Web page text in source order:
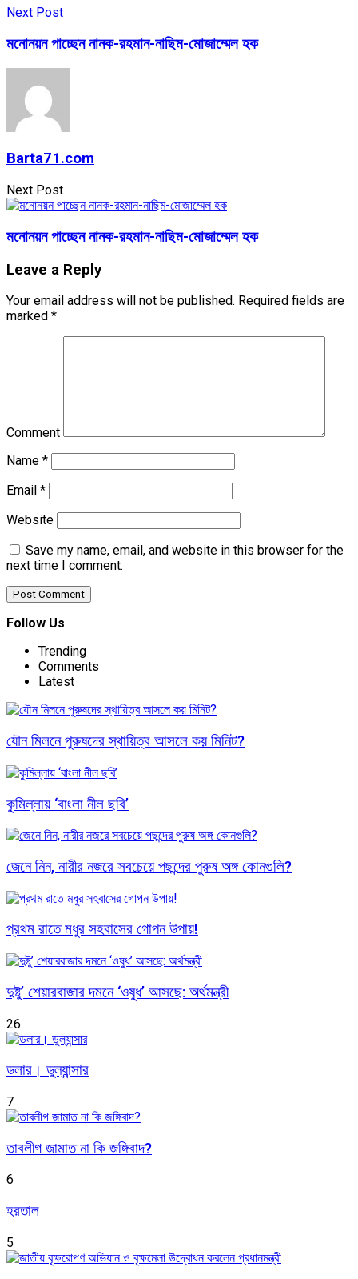
Next Post
মনোনয়ন পাচ্ছেন নানক-রহমান-নাছিম-মোজাম্মেল হক
Barta71.com
Next Post
মনোনয়ন পাচ্ছেন নানক-রহমান-নাছিম-মোজাম্মেল হক
Leave a Reply
Your email address will not be published. Required fields are
marked *
Comment
Name *
Email *
Website
Save my name, email, and website in this browser for the
next time I comment.
Follow Us
Trending
Comments
Latest
যৌন মিলনে পুরুষদের স্থায়িত্ব আসলে কয় মিনিট?
কুমিল্লায় ‘বাংলা নীল ছবি’
জেনে নিন, নারীর নজরে সবচেয়ে পছন্দের পুরুষ অঙ্গ কোনগুলি?
প্রথম রাতে মধুর সহবাসের গোপন উপায়!
দুষ্টু’ শেয়ারবাজার দমনে ‘ওষুধ’ আসছে: অর্থমন্ত্রী
26
ডলার। ডুল্যান্সার
7
তাবলীগ জামাত না কি জঙ্গিবাদ?
6
হরতাল
5